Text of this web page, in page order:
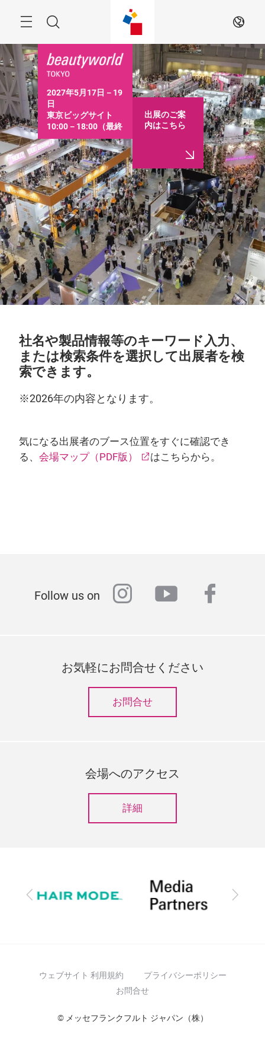
す
る
索
JA
2027年5月17日－19
日
東京ビッグサイト
10:00－18:00（最終
日は16:30まで）
出展のご案
内はこちら
社名や製品情報等のキーワード入力、
または検索条件を選択して出展者を検
索できます。
※2026年の内容となります。
気になる出展者のブース位置をすぐに確認でき
る、 会場マップ（PDF版） はこちらから。
Follow us on instagram
youtube
お気軽にお問合せください
お問合せ
会場へのアクセス
詳細
前
次
ウェブサイト 利用規約
プライバシーポリシー
お問合せ
© メッセフランクフルト ジャパン（株）